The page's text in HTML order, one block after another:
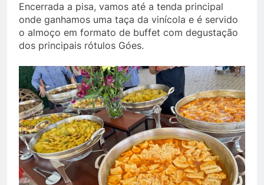
Encerrada a pisa, vamos até a tenda principal
onde ganhamos uma taça da vinícola e é servido
o almoço em formato de buffet com degustação
dos principais rótulos Góes.